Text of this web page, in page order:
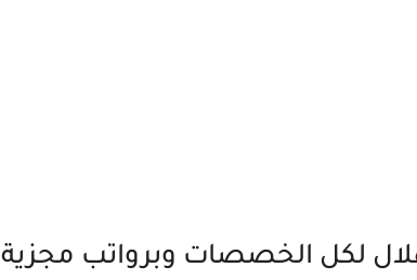
لكل الخصصات وبرواتب مجزية